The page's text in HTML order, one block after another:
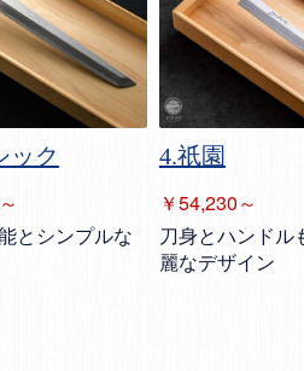
ック
とシンプルな
4.祇園
￥54,230～
刀身とハンドル
麗なデザイン